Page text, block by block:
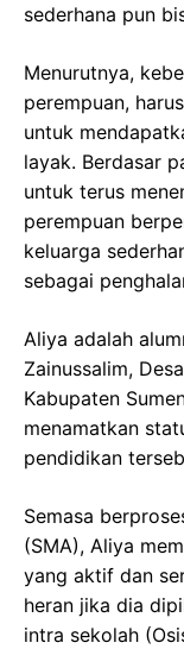
sederhana pun
Menurutnya,
perempuan,
untuk
layak. Berdasar
untuk terus
perempuan
keluarga
sebagai
Aliya adalah
Zainussalim,
Kabupaten
menamatkan
pendidikan
Semasa
(SMA), Aliya
yang aktif dan
heran jika dia
intra sekolah